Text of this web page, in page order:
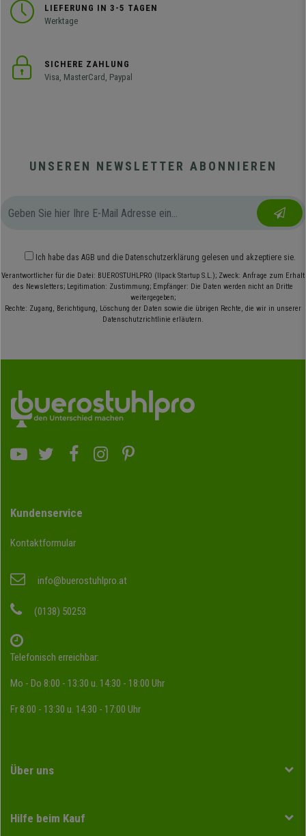
LIEFERUNG IN 3-5 TAGEN
Werktage
SICHERE ZAHLUNG
Visa, MasterCard, Paypal
UNSEREN NEWSLETTER ABONNIEREN
Ich habe das AGB und die Datenschutzerklärung gelesen und akzeptiere sie.
Verantwortlicher für die Datei: BUEROSTUHLPRO (Ilpack Startup S.L.); Zweck: Anfrage zum Erhalt
des Newsletters; Legitimation: Zustimmung; Empfänger: Die Daten werden nicht an Dritte
weitergegeben;
Rechte: Zugang, Berichtigung, Löschung der Daten sowie die übrigen Rechte, die wir in unserer
Datenschutzrichtlinie erläutern.
Kundenservice
Kontaktformular
info@buerostuhlpro.at
(0138) 50253
Telefonisch erreichbar:
Mo - Do 8:00 - 13:30 u. 14:30 - 18:00 Uhr
Fr 8:00 - 13:30 u. 14:30 - 17:00 Uhr
Über uns
Hilfe beim Kauf